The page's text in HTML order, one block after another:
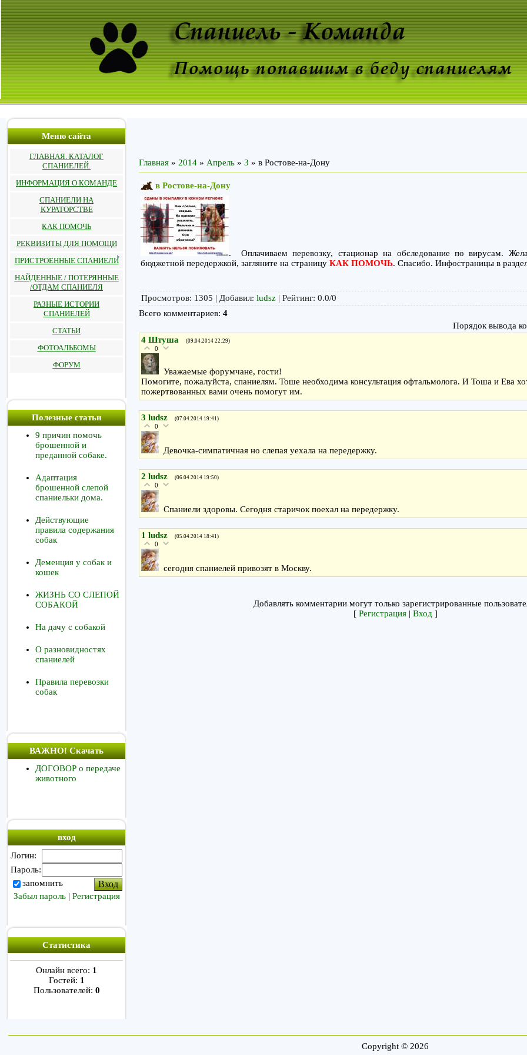
Меню сайта
ГЛАВНАЯ. КАТАЛОГ
СПАНИЕЛЕЙ.
ИНФОРМАЦИЯ О КОМАНДЕ
СПАНИЕЛИ НА
КУРАТОРСТВЕ
КАК ПОМОЧЬ
РЕКВИЗИТЫ ДЛЯ ПОМОЩИ
ПРИСТРОЕННЫЕ СПАНИЕЛИ
НАЙДЕННЫЕ / ПОТЕРЯННЫЕ
/ОТДАМ СПАНИЕЛЯ
РАЗНЫЕ ИСТОРИИ
СПАНИЕЛЕЙ
СТАТЬИ
ФОТОАЛЬБОМЫ
ФОРУМ
Полезные статьи
9 причин помочь
брошенной и
преданной собаке.
Адаптация
брошенной слепой
спаниельки дома.
Действующие
правила содержания
собак
Деменция у собак и
кошек
ЖИЗНЬ СО СЛЕПОЙ
СОБАКОЙ
На дачу с собакой
О разновидностях
спаниелей
Правила перевозки
собак
ВАЖНО! Скачать
ДОГОВОР о передаче
животного
вход
Логин:
Пароль:
запомнить
Забыл пароль| Регистрация
Статистика
Онлайн всего: 1
Гостей: 1
Пользователей: 0
Главная » 2014 » Апрель » 3 » в Ростове-на-Дону
в Ростове-на-Дону
. Оплачиваем перевозку, стационар на обследование по вирусам.
бюджетной передержкой, загляните на страницу КАК ПОМОЧЬ. Спасибо. Инфостраницы в
Просмотров: 1305 | Добавил: ludsz | Рейтинг: 0.0/0
Всего комментариев: 4
Порядок вывода
4 Штуша (09.04.2014 22:29)
0
Уважаемые форумчане, гости!
Помогите, пожалуйста, спаниелям. Тоше необходима консультация офтальмолога. И Тоша и Ева
пожертвованных вами очень помогут им.
3 ludsz (07.04.2014 19:41)
0
Девочка-симпатичная но слепая уехала на передержку.
2 ludsz (06.04.2014 19:50)
0
Спаниели здоровы. Сегодня старичок поехал на передержку.
1 ludsz (05.04.2014 18:41)
0
сегодня спаниелей привозят в Москву.
Добавлять комментарии могут только зарегистрированные
[ Регистрация| Вход ]
Copyright © 2026